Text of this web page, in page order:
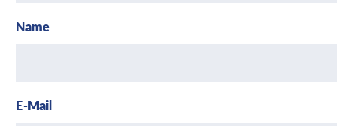
Name
E-Mail